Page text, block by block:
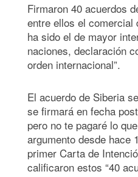
Firmaron 40 acuerdos
entre ellos el comercial
ha sido el de mayor
naciones, declaración
orden internacional”.
El acuerdo de Siberia
se firmará en fecha
pero no te pagaré lo
argumento desde hace
primer Carta de
calificaron estos “40